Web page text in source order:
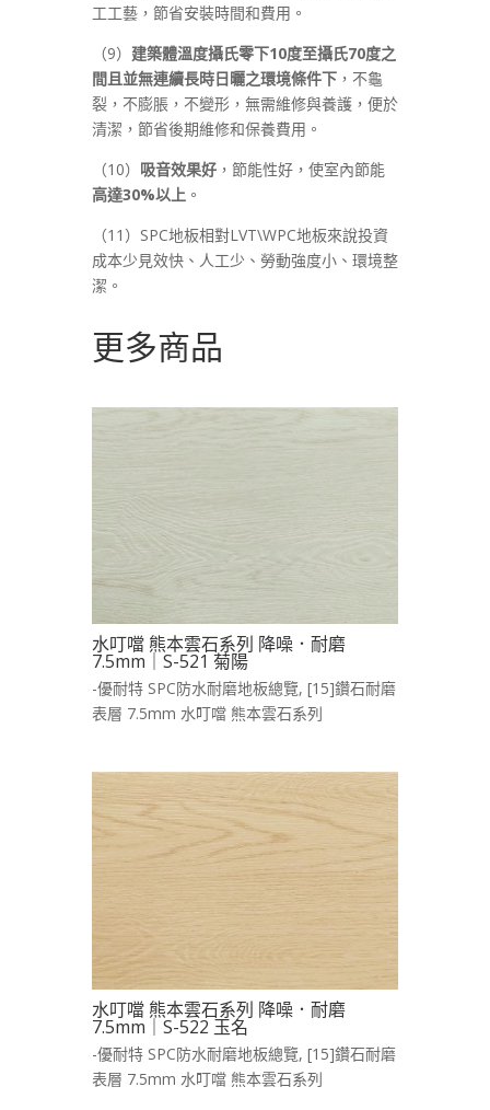
工工藝，節省安裝時間和費用。
（9） 建築體溫度攝氏零下10度至攝氏70度之
間且並無連續長時日曬之環境條件下 ，不龜
裂，不膨脹，不變形，無需維修與養護，便於
清潔，節省後期維修和保養費用。
（10） 吸音效果好 ，節能性好，使室內節能
高達30%以上 。
（11）SPC地板相對LVT\WPC地板來說投資
成本少見效快、人工少、勞動強度小、環境整
潔。
更多商品
水叮噹 熊本雲石系列 降噪．耐磨
7.5mm｜S-521 菊陽
-優耐特 SPC防水耐磨地板總覽, [15]鑽石耐磨
表層 7.5mm 水叮噹 熊本雲石系列
水叮噹 熊本雲石系列 降噪．耐磨
7.5mm｜S-522 玉名
-優耐特 SPC防水耐磨地板總覽, [15]鑽石耐磨
表層 7.5mm 水叮噹 熊本雲石系列